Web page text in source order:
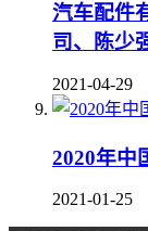
汽车配件
司、陈少
2021-04-29
2020年中
2021-01-25